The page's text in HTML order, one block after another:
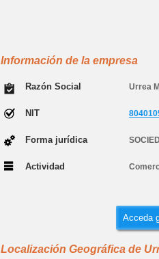
Información de la empresa
Razón Social Urrea
NIT
Forma jurídica
Actividad
Acceda
Localización Geográfica de